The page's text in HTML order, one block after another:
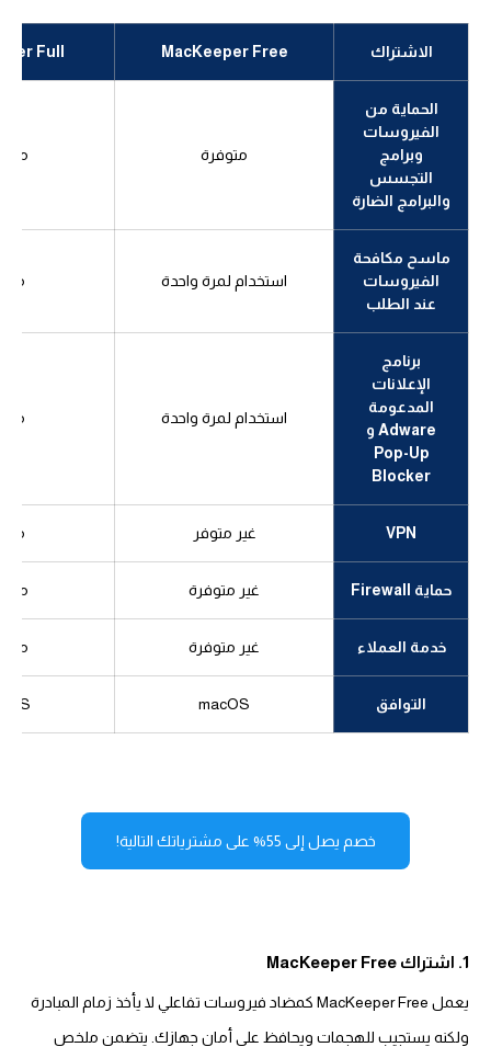
الاشتراك MacKeeper Free
Full
الحماية من
الفيروسات
وبرامج
التجسس
والبرامج الضارة
متوفرة
ماسح مكافحة
الفيروسات
عند الطلب
استخدام لمرة واحدة
برنامج
الإعلانات
المدعومة
Adware و
Pop-Up
Blocker
استخدام لمرة واحدة
VPN غير متوفر
حماية Firewall غير متوفرة
خدمة العملاء غير متوفرة
التوافق macOS
خصم يصل إلى 55% على مشترياتك التالية!
1. اشتراك MacKeeper Free
يعمل MacKeeper Free كمضاد فيروسات تفاعلي لا يأخذ زمام المبادرة
ولكنه يستجيب للهجمات ويحافظ على أمان جهازك. يتضمن ملخص